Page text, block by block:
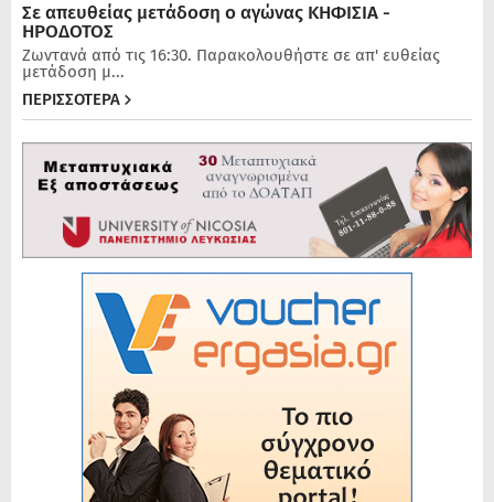
Σε απευθείας μετάδοση ο αγώνας ΚΗΦΙΣΙΑ -
ΗΡΟΔΟΤΟΣ
Ζωντανά από τις 16:30. Παρακολουθήστε σε απ' ευθείας
μετάδοση μ...
ΠΕΡΙΣΣΟΤΕΡΑ